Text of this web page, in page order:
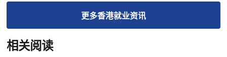
更多香港就业资讯
相关阅读